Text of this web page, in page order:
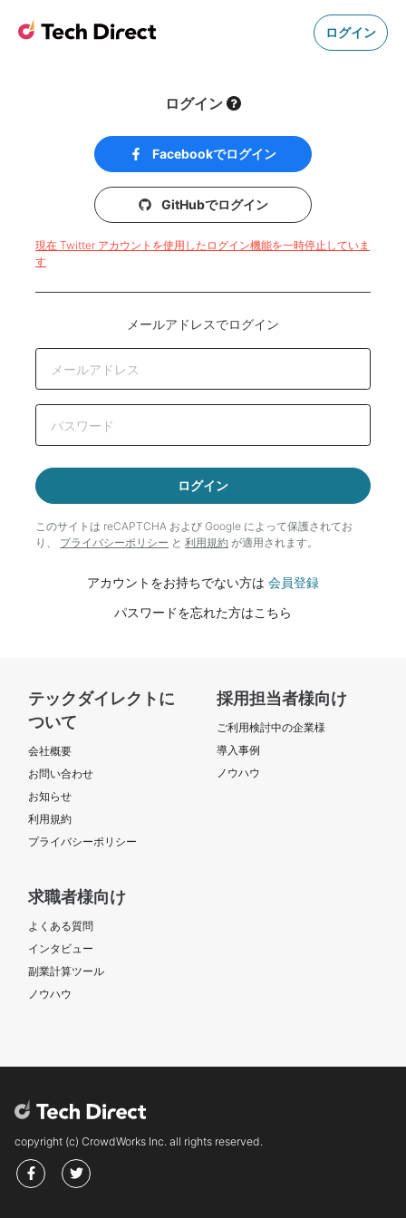
ログイン
ログイン
Facebookでログイン
GitHubでログイン
現在 Twitter アカウントを使用したログイン機能を一時停止していま
す
メールアドレスでログイン
ログイン
このサイトは reCAPTCHA および Google によって保護されてお
り、 プライバシーポリシー と 利用規約 が適用されます。
アカウントをお持ちでない方は 会員登録
パスワードを忘れた方はこちら
テックダイレクトに
ついて
会社概要
お問い合わせ
お知らせ
利用規約
プライバシーポリシー
採用担当者様向け
ご利用検討中の企業様
導入事例
ノウハウ
求職者様向け
よくある質問
インタビュー
副業計算ツール
ノウハウ
copyright (c) CrowdWorks Inc. all rights reserved.